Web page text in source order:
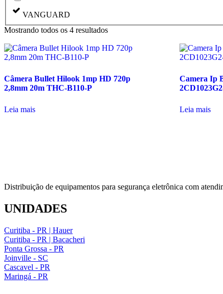
VANGUARD
Mostrando todos os 4 resultados
Câmera Bullet Hilook 1mp HD 720p
2,8mm 20m THC-B110-P
Leia mais
Camera Ip
Leia mais
Distribuição de equipamentos para segurança eletrônica com
UNIDADES
Curitiba - PR | Hauer
Curitiba - PR | Bacacheri
Ponta Grossa - PR
Joinville - SC
Cascavel - PR
Maringá - PR